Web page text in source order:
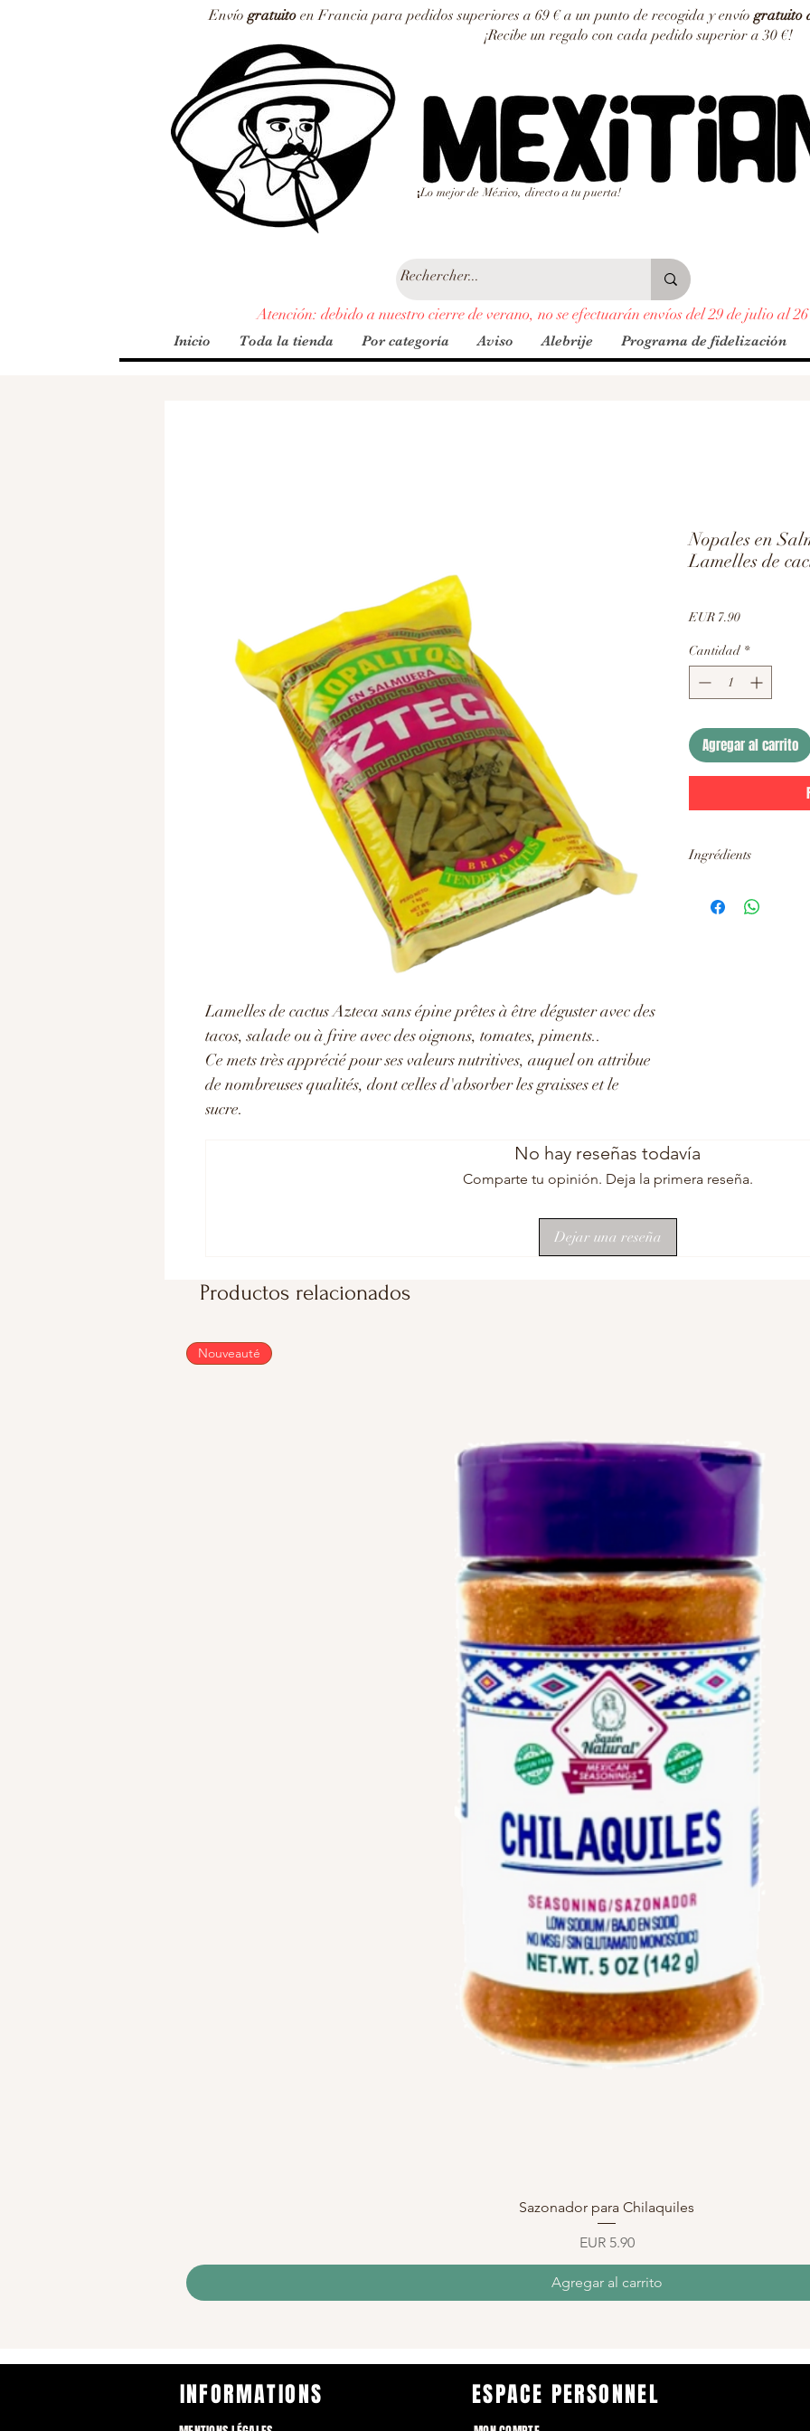
¡Lo mejor de México, directo a tu puerta!
Envíogratuito en Francia para pedidos superiores a 69 € a un punto de recogida y envío gratuito
¡Recibe un regalo con cada pedido superior a 30 €!
Atención: debido a nuestro cierre de verano, no se efectuarán envíos del 29 de julio al 26
Inicio Toda la tienda Por categoría Aviso Alebrije Programa de fidelización
Lamelles de cactus Azteca sans épine prêtes à être déguster avec des
tacos, salade ou à frire avec des oignons, tomates, piments..
Ce mets très apprécié pour ses valeurs nutritives, auquel on attribue
de nombreuses qualités, dont celles d'absorber les graisses et le
sucre.
Nopales en
Lamelles de
EUR 7.90Precio
Cantidad *
Agregar al carrito
Ingrédients
No hay reseñas todavía
Comparte tu opinión. Deja la primera reseña.
Dejar una reseña
Productos relacionados
Vista rápida
Nouveauté
Sazonador para Chilaquiles
Precio
EUR 5.90
Agregar al carrito
INFORMATIONS ESPACE PERSONNEL